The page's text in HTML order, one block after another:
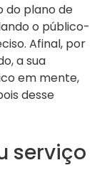
do plano de
o público-
Afinal, por
a sua
em mente,
desse
serviço